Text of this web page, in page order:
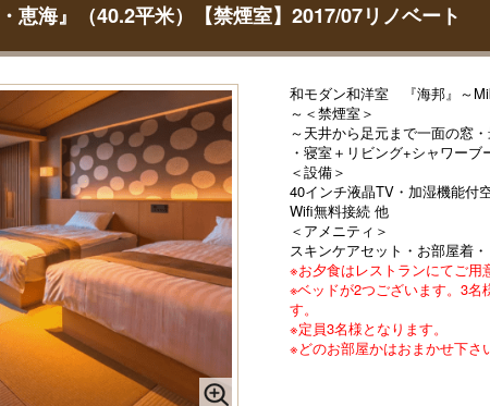
海』（40.2平米）【禁煙室】2017/07リノベート
和モダン和洋室 『海邦』～
～＜禁煙室＞
～天井から足元まで一面の窓
・寝室＋リビング+シャワー
＜設備＞
40インチ液晶TV・加湿機能付
Wifi無料接続 他
＜アメニティ＞
スキンケアセット・お部屋着
※お夕食はレストランにてご用
※ベッドが2つございます。3名
す。
※定員3名様となります。
※どのお部屋かはおまかせ下さ